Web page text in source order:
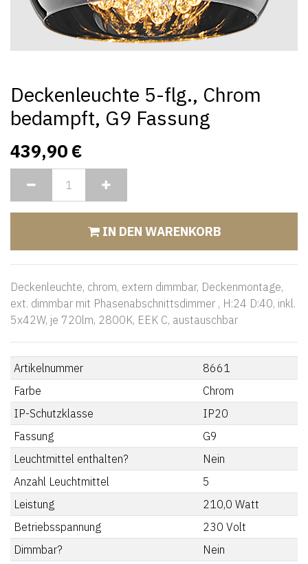
Deckenleuchte 5-flg., Chrom
bedampft, G9 Fassung
439,90 €
IN DEN WARENKORB
Deckenleuchte, chrom, extern dimmbar, Deckenmontage,
ext. dimmbar mit Phasenabschnittsdimmer , H:24 D:40, inkl.
5x42W, je 720lm, 2800K, EEK C, austauschbar
Artikelnummer
8661
Farbe
Chrom
IP-Schutzklasse
IP20
Fassung
G9
Leuchtmittel enthalten?
Nein
Anzahl Leuchtmittel
5
Leistung
210,0 Watt
Betriebsspannung
230 Volt
Dimmbar?
Nein